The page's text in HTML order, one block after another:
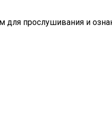
для прослушивания и